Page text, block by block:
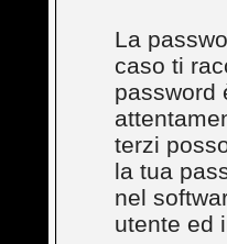
La
caso ti
password
terzi
la tua
nel
utente ed